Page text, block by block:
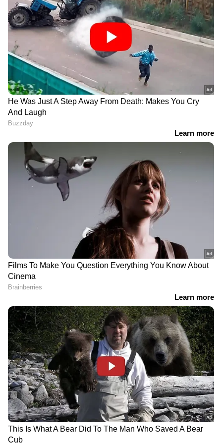
View post on Instagram
DOWNLOAD APP
തത്സമയ റിപ്പോർട്ടിംഗിനിടെ
കാറപകടം; വായിൽ വന്ന
'തെറി' വിഴുങ്ങി,
'ഭക്തിയോ അതോ...';
കൻവാർ യാത്രയ്ക്കായി